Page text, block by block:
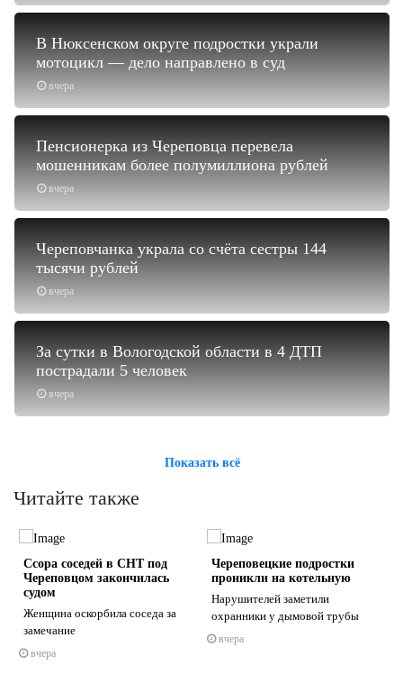
вчера
В Нюксенском округе подростки украли
мотоцикл — дело направлено в суд
вчера
Пенсионерка из Череповца перевела
мошенникам более полумиллиона рублей
вчера
Череповчанка украла со счёта сестры 144
тысячи рублей
вчера
За сутки в Вологодской области в 4 ДТП
пострадали 5 человек
Показать всё
Читайте также
Ссора соседей в СНТ под
Череповцом закончилась
судом
Женщина оскорбила соседа за
замечание
вчера
Череповецкие подростки
проникли на котельную
Нарушителей заметили
охранники у дымовой трубы
вчера